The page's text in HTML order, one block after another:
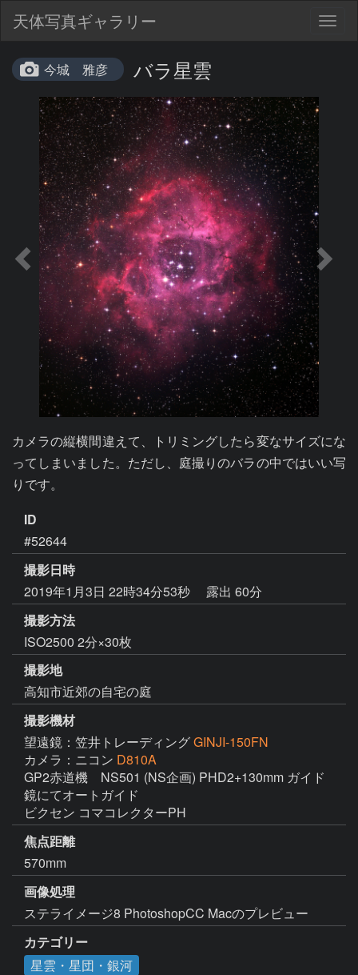
天体写真ギャラリー
今城 雅彦 バラ星雲
カメラの縦横間違えて、トリミングしたら変なサイズにな
ってしまいました。ただし、庭撮りのバラの中ではいい写
りです。
ID
#52644
撮影日時
2019年1月3日 22時34分53秒
露出 60分
撮影方法
ISO2500 2分×30枚
撮影地
高知市近郊の自宅の庭
撮影機材
望遠鏡：笠井トレーディングGINJI-150FN
カメラ：ニコン D810A
GP2赤道機　NS501 (NS企画) PHD2+130mm ガイド
鏡にてオートガイド
ビクセン コマコレクターPH
焦点距離
570mm
画像処理
ステライメージ8 PhotoshopCC Macのプレビュー
カテゴリー
星雲・星団・銀河